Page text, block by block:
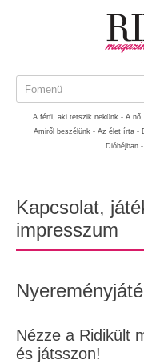
Fomenü
A férfi, aki tetszik nekünk - A
Amiről beszélünk - Az élet írta -
Dióhéjban -
Kapcsolat,
impresszum
Nézze a Ridikült
és játsszon!